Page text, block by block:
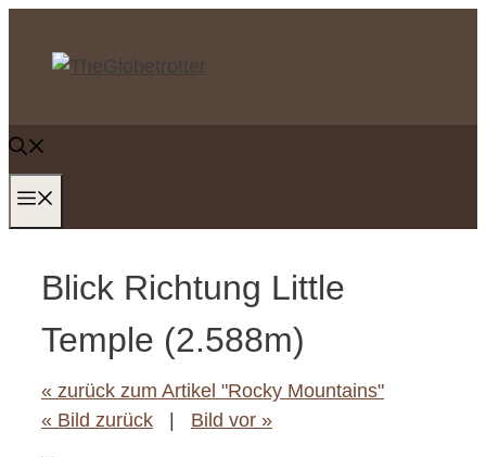
Inhalt
springen
Blick Richtung Little
Temple (2.588m)
« zurück zum Artikel "Rocky Mountains"
« Bild zurück
Bild vor »